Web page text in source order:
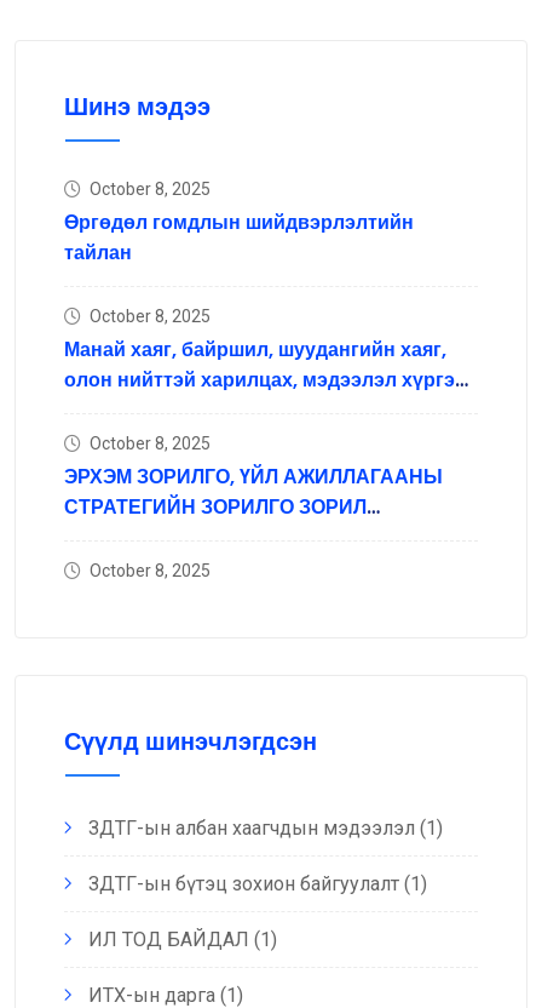
Шинэ мэдээ
October 8, 2025
Өргөдөл гомдлын шийдвэрлэлтийн
тайлан
October 8, 2025
Манай хаяг, байршил, шуудангийн хаяг,
олон нийттэй харилцах, мэдээлэл хүргэх
October 8, 2025
ЭРХЭМ ЗОРИЛГО, ҮЙЛ АЖИЛЛАГААНЫ
СТРАТЕГИЙН ЗОРИЛГО ЗОРИЛ
October 8, 2025
Сүүлд шинэчлэгдсэн
ЗДТГ-ын албан хаагчдын мэдээлэл (1)
ЗДТГ-ын бүтэц зохион байгуулалт (1)
ИЛ ТОД БАЙДАЛ (1)
ИТХ-ын дарга (1)